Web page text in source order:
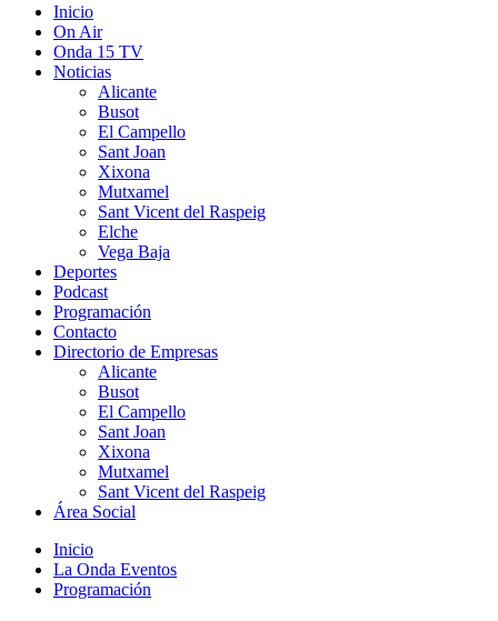
Inicio
On Air
Onda 15 TV
Noticias
Alicante
Busot
El Campello
Sant Joan
Xixona
Mutxamel
Sant Vicent del Raspeig
Elche
Vega Baja
Deportes
Podcast
Programación
Contacto
Directorio de Empresas
Alicante
Busot
El Campello
Sant Joan
Xixona
Mutxamel
Sant Vicent del Raspeig
Área Social
Inicio
La Onda Eventos
Programación